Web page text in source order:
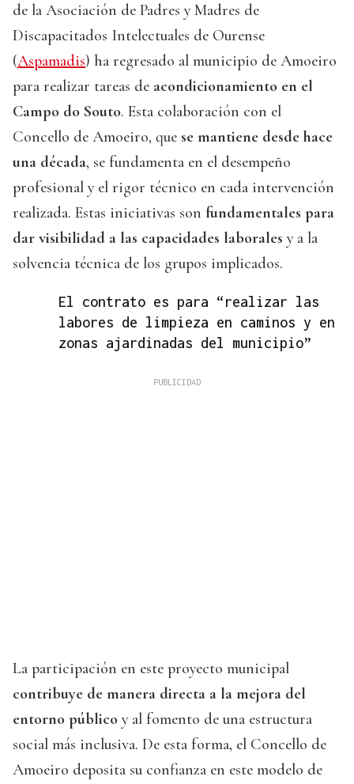
de la Asociación de Padres y Madres de
Discapacitados Intelectuales de Ourense
(Aspamadis) ha regresado al municipio de Amoeiro
para realizar tareas de acondicionamiento en el
Campo do Souto. Esta colaboración con el
Concello de Amoeiro, que se mantiene desde hace
una década, se fundamenta en el desempeño
profesional y el rigor técnico en cada intervención
realizada. Estas iniciativas son fundamentales para
dar visibilidad a las capacidades laborales y a la
solvencia técnica de los grupos implicados.
El contrato es para “realizar las
labores de limpieza en caminos y en
zonas ajardinadas del municipio”
La participación en este proyecto municipal
contribuye de manera directa a la mejora del
entorno público y al fomento de una estructura
social más inclusiva. De esta forma, el Concello de
Amoeiro deposita su confianza en este modelo de